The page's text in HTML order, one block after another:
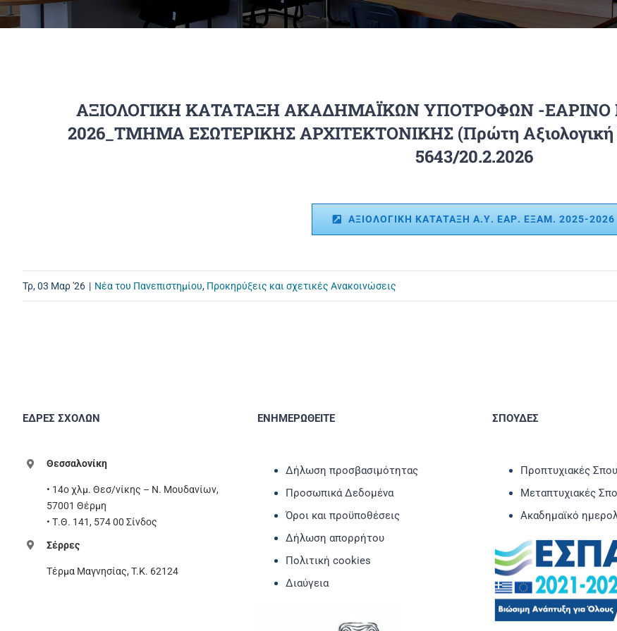
ΑΞΙΟΛΟΓΙΚΗ ΚΑΤΑΤΑΞΗ ΑΚΑΔΗΜΑΪΚΩΝ ΥΠΟΤΡΟΦΩΝ -
2026_ΤΜΗΜΑ ΕΣΩΤΕΡΙΚΗΣ ΑΡΧΙΤΕΚΤΟΝΙΚΗΣ (Πρώτη
5643/20.2.2026
ΑΞΙΟΛΟΓΙΚΗ ΚΑΤΑΤΑΞΗ Α.Υ. ΕΑΡ. ΕΞΑΜ. 2025-2026
Τρ, 03 Μαρ '26 | Νέα του Πανεπιστημίου, Προκηρύξεις και σχετικές Ανακοινώσεις
ΕΔΡΕΣ ΣΧΟΛΩΝ
Θεσσαλονίκη
• 14ο χλμ. Θεσ/νίκης – Ν. Μουδανίων,
57001 Θέρμη
• Τ.Θ. 141, 574 00 Σίνδος
Σέρρες
Τέρμα Μαγνησίας, T.K. 62124
ΕΝΗΜΕΡΩΘΕΙΤΕ
Δήλωση προσβασιμότητας
Προσωπικά Δεδομένα
Όροι και προϋποθέσεις
Δήλωση απορρήτου
Πολιτική cookies
Διαύγεια
ΣΠΟΥΔΕΣ
Προπτυχιακές
Μεταπτυχιακές
Ακαδημαϊκό